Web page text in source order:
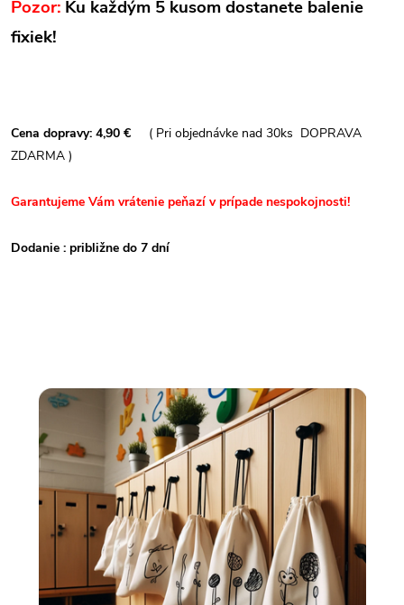
Pozor: Ku každým 5 kusom dostanete balenie
fixiek!
Cena dopravy: 4,90 €
( Pri objednávke nad 30ks DOPRAVA
ZDARMA )
Garantujeme Vám vrátenie peňazí v prípade nespokojnosti!
Dodanie : približne do 7 dní